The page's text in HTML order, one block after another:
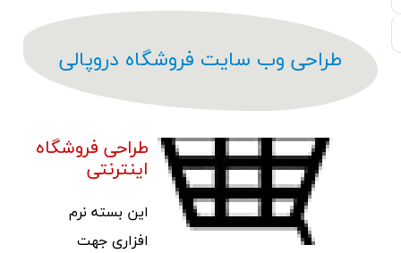
طراحی وب سایت فروشگاه دروپالی
طراحی فروشگاه
اینترنتی
این بسته نرم
افزاری جهت